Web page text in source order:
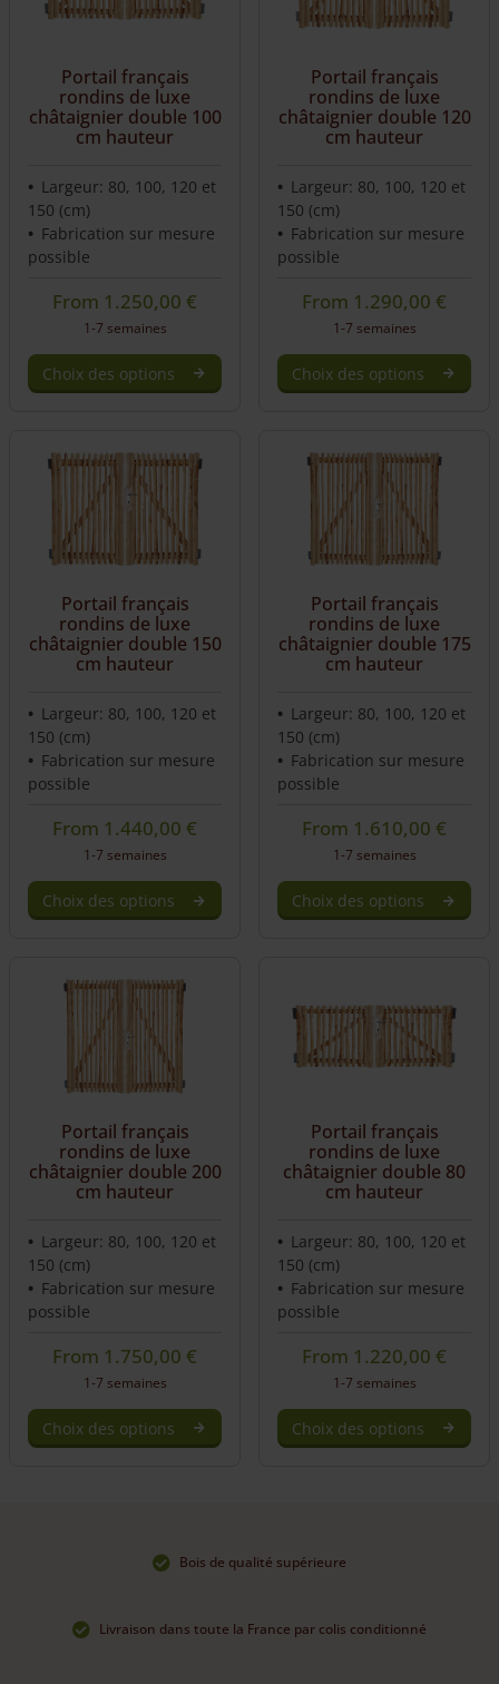
Portail français
rondins de luxe
châtaignier double 100
cm hauteur
Largeur: 80, 100, 120 et
150 (cm)
Fabrication sur mesure
possible
From 1.250,00 €
1-7 semaines
Choix des options
Portail français
rondins de luxe
châtaignier double 120
cm hauteur
Largeur: 80, 100, 120 et
150 (cm)
Fabrication sur mesure
possible
From 1.290,00 €
1-7 semaines
Choix des options
Portail français
rondins de luxe
châtaignier double 150
cm hauteur
Largeur: 80, 100, 120 et
150 (cm)
Fabrication sur mesure
possible
From 1.440,00 €
1-7 semaines
Choix des options
Portail français
rondins de luxe
châtaignier double 175
cm hauteur
Largeur: 80, 100, 120 et
150 (cm)
Fabrication sur mesure
possible
From 1.610,00 €
1-7 semaines
Choix des options
Portail français
rondins de luxe
châtaignier double 200
cm hauteur
Largeur: 80, 100, 120 et
150 (cm)
Fabrication sur mesure
possible
From 1.750,00 €
1-7 semaines
Choix des options
Portail français
rondins de luxe
châtaignier double 80
cm hauteur
Largeur: 80, 100, 120 et
150 (cm)
Fabrication sur mesure
possible
From 1.220,00 €
1-7 semaines
Choix des options
Bois de qualité supérieure
Livraison dans toute la France par colis conditionné